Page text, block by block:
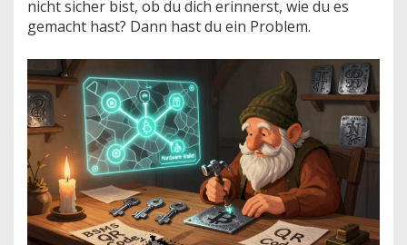
nicht sicher bist, ob du dich erinnerst, wie du es
gemacht hast? Dann hast du ein Problem.